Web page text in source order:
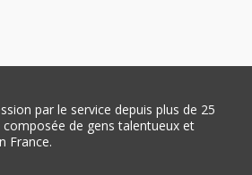
par le service depuis plus de 25
de gens talentueux et
France.